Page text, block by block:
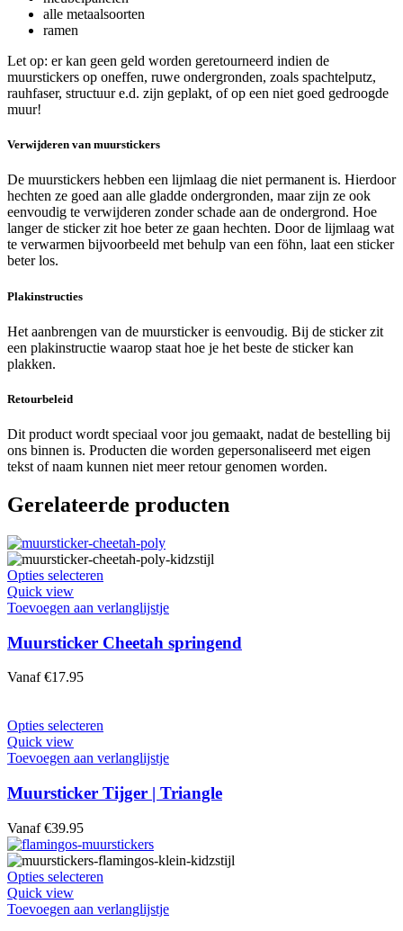
alle metaalsoorten
ramen
Let op: er kan geen geld worden geretourneerd indien de
muurstickers op oneffen, ruwe ondergronden, zoals spachtelputz,
rauhfaser, structuur e.d. zijn geplakt, of op een niet goed gedroogde
muur!
Verwijderen van muurstickers
De muurstickers hebben een lijmlaag die niet permanent is. Hierdoor
hechten ze goed aan alle gladde ondergronden, maar zijn ze ook
eenvoudig te verwijderen zonder schade aan de ondergrond. Hoe
langer de sticker zit hoe beter ze gaan hechten. Door de lijmlaag wat
te verwarmen bijvoorbeeld met behulp van een föhn, laat een sticker
beter los.
Plakinstructies
Het aanbrengen van de muursticker is eenvoudig. Bij de sticker zit
een plakinstructie waarop staat hoe je het beste de sticker kan
plakken.
Retourbeleid
Dit product wordt speciaal voor jou gemaakt, nadat de bestelling bij
ons binnen is. Producten die worden gepersonaliseerd met eigen
tekst of naam kunnen niet meer retour genomen worden.
Gerelateerde producten
Opties selecteren
heeft
variaties.
Deze
op
de
productpagina
Quick view
Toevoegen aan verlanglijstje
Muursticker Cheetah springend
Vanaf €17.95
Opties selecteren
heeft
variaties.
Deze
kan
gekozen
worden
op
de
productpagina
Quick view
Toevoegen aan verlanglijstje
Muursticker Tijger | Triangle
Vanaf €39.95
Opties selecteren
heeft
Quick view
Toevoegen aan verlanglijstje